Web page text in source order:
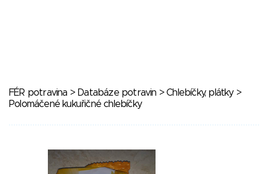
FÉR potravina > Databáze potravin >Chlebíčky, plátky>
Polomáčené kukuřičné chlebíčky